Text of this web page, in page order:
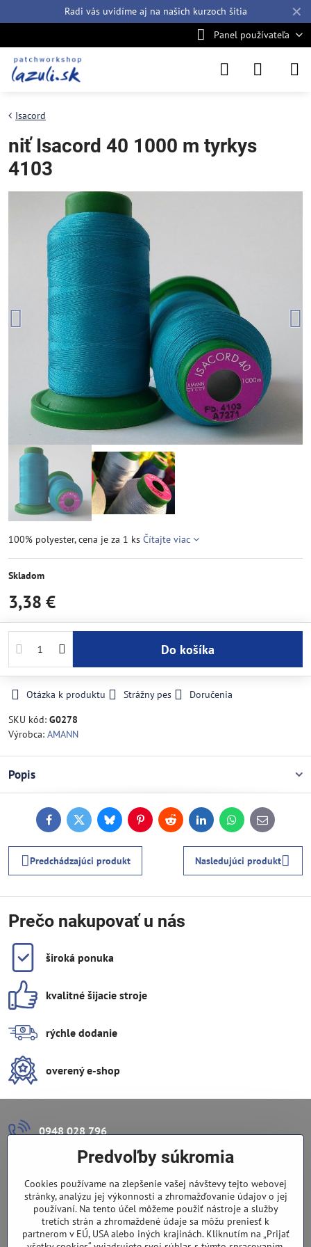
✕
Radi vás uvidíme aj na našich kurzoch šitia
Panel používateľa
Isacord
niť Isacord 40 1000 m tyrkys
4103
100% polyester, cena je za 1 ks Čítajte viac
Skladom
3,38 €
Do košíka
Otázka k produktu Strážny pes
Doručenia
SKU kód: G0278
Výrobca: AMANN
Popis
FacebookTwitterBlueskyPinterestReddit LinkedInWhatsApp
E-
mail
Predchádzajúci produkt Nasledujúci produkt
Prečo nakupovať u nás
široká ponuka
kvalitné šijacie stroje
rýchle dodanie
overený e-shop
0948 028 796
info​@lazuli​.sk
Lazuli s​.r​.o​.
Predajňa
Predvoľby súkromia
Cookies používame na zlepšenie vašej návštevy tejto webovej
stránky, analýzu jej výkonnosti a zhromažďovanie údajov o jej
používaní. Na tento účel môžeme použiť nástroje a služby
tretích strán a zhromaždené údaje sa môžu preniesť k
partnerom v EÚ, USA alebo iných krajinách. Kliknutím na „Prijať